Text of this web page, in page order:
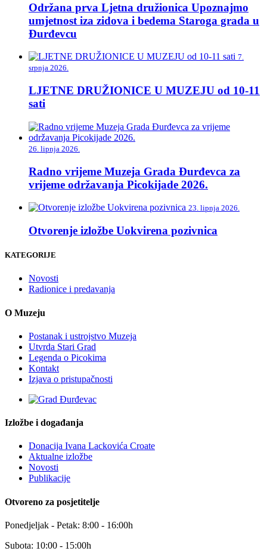
Održana prva Ljetna družionica Upoznajmo
umjetnost iza zidova i bedema Staroga grada u
Đurđevcu
7.
srpnja 2026.
LJETNE DRUŽIONICE U MUZEJU od 10-11
sati
26. lipnja 2026.
Radno vrijeme Muzeja Grada Đurđevca za
vrijeme održavanja Picokijade 2026.
23. lipnja 2026.
Otvorenje izložbe Uokvirena pozivnica
KATEGORIJE
Novosti
Radionice i predavanja
O Muzeju
Postanak i ustrojstvo Muzeja
Utvrda Stari Grad
Legenda o Picokima
Kontakt
Izjava o pristupačnosti
Izložbe i događanja
Donacija Ivana Lackovića Croate
Aktualne izložbe
Novosti
Publikacije
Otvoreno za posjetitelje
Ponedjeljak - Petak: 8:00 - 16:00h
Subota: 10:00 - 15:00h